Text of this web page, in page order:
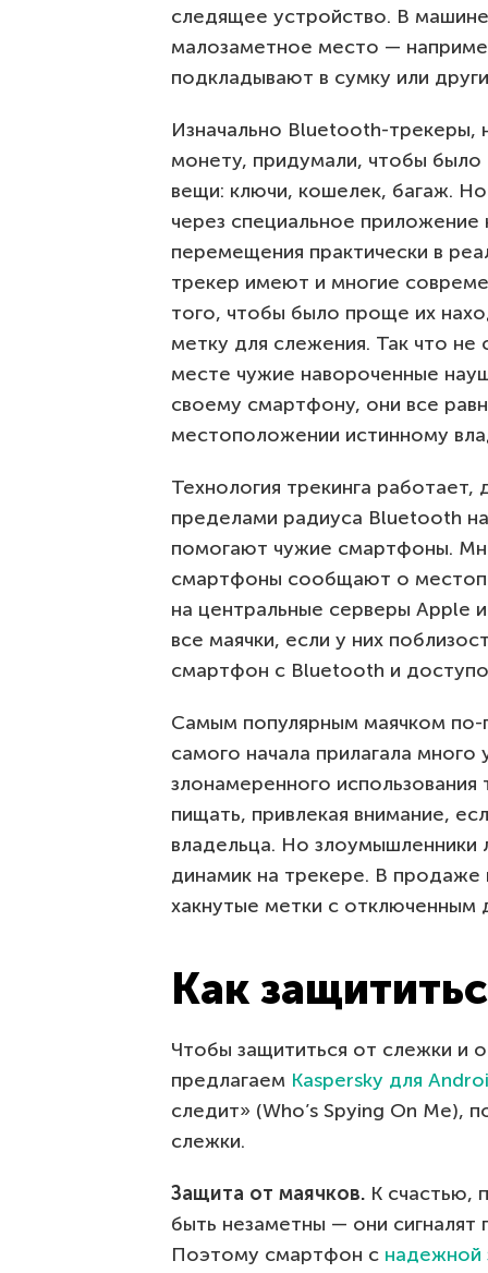
следящее устройство. В
малозаметное место —
подкладывают в сумку или
Изначально Bluetooth-трекеры,
монету, придумали, чтобы было
вещи: ключи, кошелек, багаж.
через специальное
перемещения практически в
трекер имеют и многие
того, чтобы было проще их
метку для слежения. Так что не
месте чужие навороченные
своему смартфону, они все
местоположении истинному
Технология трекинга
пределами радиуса Bluetooth
помогают чужие смартфоны.
смартфоны сообщают о
на центральные серверы Apple
все маячки, если у них
смартфон с Bluetooth и
Самым популярным маячком по-
самого начала прилагала
злонамеренного
пищать, привлекая внимание,
владельца. Но злоумышленники
динамик на трекере. В
хакнутые метки с отключенным
Как
Чтобы защититься от слежки и
предлагаем Kaspersky для
следит» (Who’s Spying On Me),
слежки.
Защита от маячков. К счастью,
быть незаметны — они
Поэтому смартфон с надежной